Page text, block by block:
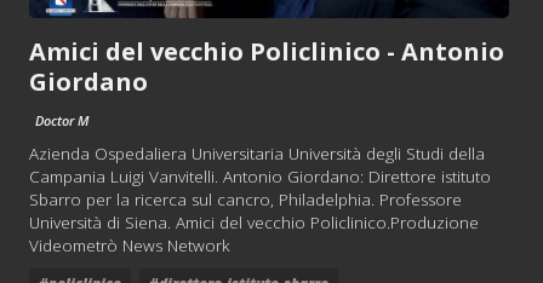
Amici del vecchio Policlinico - Antonio
Giordano
Doctor M
Azienda Ospedaliera Universitaria Università degli Studi della
Campania Luigi Vanvitelli. Antonio Giordano: Direttore istituto
Sbarro per la ricerca sul cancro, Philadelphia. Professore
Università di Siena. Amici del vecchio Policlinico.Produzione
Videometrò News Network